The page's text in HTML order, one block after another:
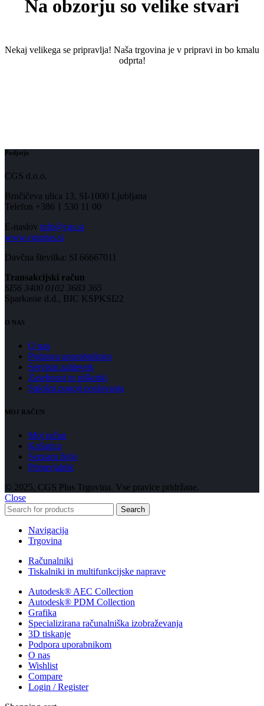
Na obzorju so velike stvari
Nekaj ​​velikega se pripravlja! Naša trgovina je v pripravi in ​​bo kmalu
odprta!
Podjetje
CGS d.o.o.
Brnčičeva ulica 13, SI-1000 Ljubljana
Telefon +386 1 530 11 00
E-naslov info@cgs.si
www.cgsplus.si
Davčna številka: SI 66667011
Transakcijski račun
SI56 3400 0102 3683 365
Sparkasse d.d., BIC KSPKSI22
O NAS
O nas
Podpora uporabnikom
Servisni zahtevek
Zasebnost in piškotki
Splošni pogoji poslovanja
MOJ RAČUN
Moj račun
Košarica
Seznam želja
Primerjalnik
© 2025, CGS Plus Trgovina. Vse pravice pridržane.
Close
Search
Navigacija
Trgovina
Računalniki
Tiskalniki in multifunkcijske naprave
Autodesk® AEC Collection
Autodesk® PDM Collection
Grafika
Specializirana računalniška izobraževanja
3D tiskanje
Podpora uporabnikom
O nas
Wishlist
Compare
Login / Register